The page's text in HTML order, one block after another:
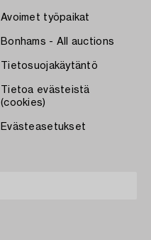
Avoimet työpaikat
Bonhams - All auctions
Tietosuojakäytäntö
Tietoa evästeistä
(cookies)
Evästeasetukset